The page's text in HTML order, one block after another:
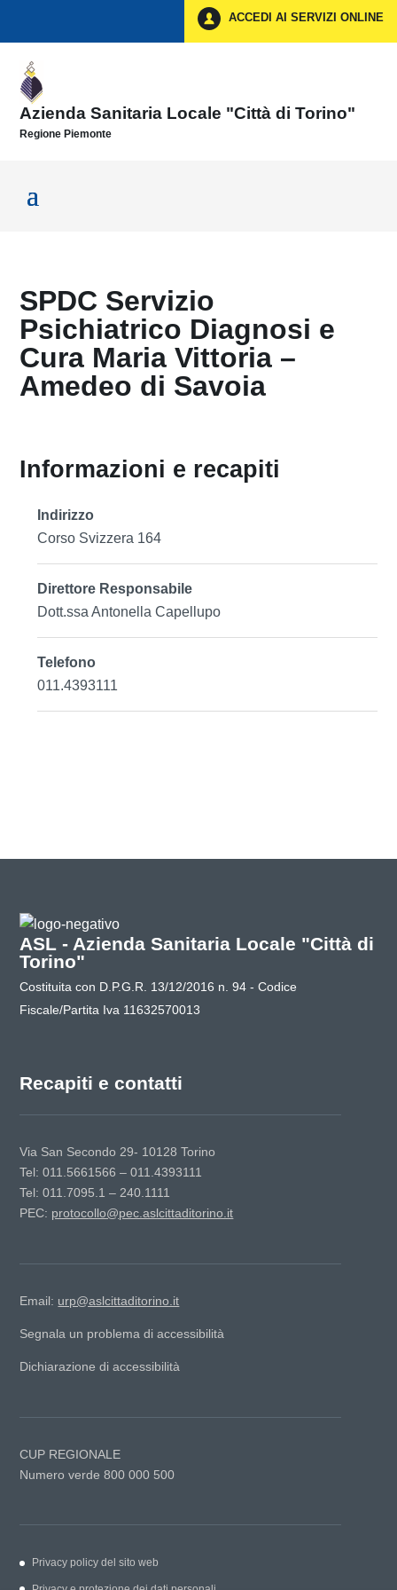
ACCEDI AI SERVIZI ONLINE
Azienda Sanitaria Locale "Città di Torino"
Regione Piemonte
SPDC Servizio
Psichiatrico Diagnosi e
Cura Maria Vittoria –
Amedeo di Savoia
Informazioni e recapiti
Indirizzo
Corso Svizzera 164
Direttore Responsabile
Dott.ssa Antonella Capellupo
Telefono
011.4393111
ASL - Azienda Sanitaria Locale "Città di
Torino"
Costituita con D.P.G.R. 13/12/2016 n. 94 - Codice
Fiscale/Partita Iva 11632570013
Recapiti e contatti
Via San Secondo 29- 10128 Torino
Tel: 011.5661566 – 011.4393111
Tel: 011.7095.1 – 240.1111
PEC: protocollo@pec.aslcittaditorino.it
Email: urp@aslcittaditorino.it
Segnala un problema di accessibilità
Dichiarazione di accessibilità
CUP REGIONALE
Numero verde 800 000 500
Privacy policy del sito web